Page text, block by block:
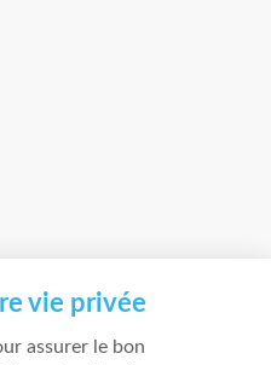
vie privée
assurer le bon